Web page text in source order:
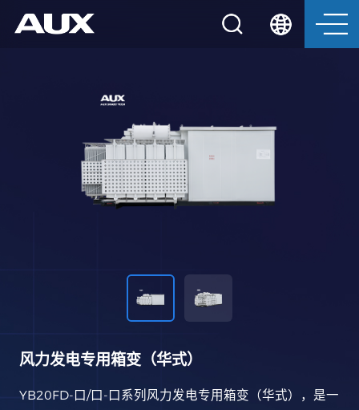
风力发电专用箱变（华式）
YB20FD-口/口-口系列风力发电专用箱变（华式），是一